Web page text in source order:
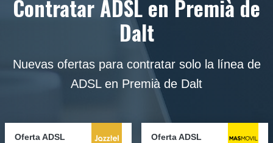
Contratar ADSL en Premià de
Dalt
Nuevas ofertas para contratar solo la línea de
ADSL en Premià de Dalt
Oferta ADSL Oferta ADSL